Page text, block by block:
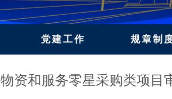
党建工作 规章制
物资和服务零星采购类项目